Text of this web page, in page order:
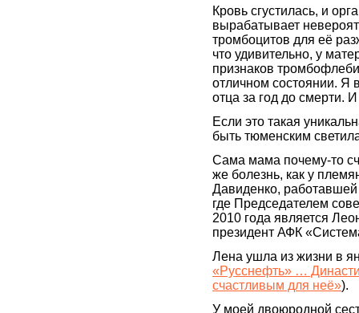
Кровь сгустилась, и
вырабатывает
тромбоцитов для её
что удивительно, у
признаков
отличном состоянии. Я
отца за год до смерти.
Если это такая
быть тюменским
Сама мама почему-то
же болезнь, как у
Давиденко,
где Председателем
2010 года является
президент АФК
Лена ушла из жизни в
«Русснефть» …
счастливым для неё»).
У моей двоюродной